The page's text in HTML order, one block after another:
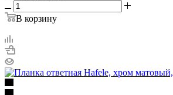
В корзину